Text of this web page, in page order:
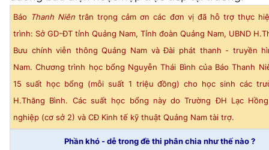
Báo Thanh Niên trân trọng cảm ơn các đơn vị đã hỗ trợ thực
trình: Sở GD-ĐT tỉnh Quảng Nam, Tỉnh đoàn Quảng Nam, UBND
Bưu chính viễn thông Quảng Nam và Đài phát thanh - truyền
Nam. Chương trình học bổng Nguyễn Thái Bình của Báo Thanh
15 suất học bổng (mỗi suất 1 triệu đồng) cho học sinh các
H.Thăng Bình. Các suất học bổng này do Trường ĐH Lạc
nghiệp (cơ sở 2) và CĐ Kinh tế kỹ thuật Quảng Nam tài trợ.
Phần khó - dễ trong đề thi phân chia như thế nào ?